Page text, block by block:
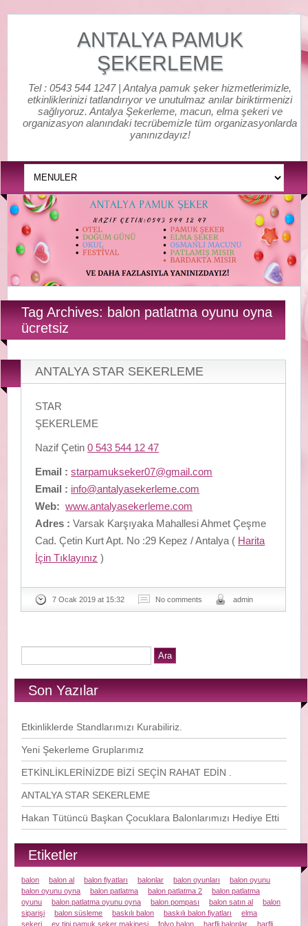
ANTALYA PAMUK
ŞEKERLEME
Tel : 0543 544 1247 | Antalya pamuk şeker hizmetlerimizle,
etkinliklerinizi tatlandırıyor ve unutulmaz anılar biriktirmenizi
sağlıyoruz. Antalya Şekerleme, macun, elma şekeri ve
organizasyon alanındaki tecrübemizle tüm organizasyonlarda
yanınızdayız!
Tag Archives: balon patlatma oyunu oyna
ücretsiz
ANTALYA STAR SEKERLEME
STAR
ŞEKERLEME
Nazif Çetin0 543 544 12 47
Email : starpamukseker07@gmail.com
Email : info@antalyasekerleme.com
Web: www.antalyasekerleme.com
Adres : Varsak Karşıyaka Mahallesi Ahmet Çeşme
Cad. Çetin Kurt Apt. No :29 Kepez / Antalya ( Harita
İçin Tıklayınız )
7 Ocak 2019 at 15:32 No comments admin
Son Yazılar
Etkinliklerde Standlarımızı Kurabiliriz.
Yeni Şekerleme Gruplarımız
ETKİNLİKLERİNİZDE BİZİ SEÇİN RAHAT EDİN .
ANTALYA STAR SEKERLEME
Hakan Tütüncü Başkan Çocuklara Balonlarımızı Hediye Etti
Etiketler
balon balon al balon fiyatları balonlar balon oyunları
balon oyunu
balon oyunu oyna
balon patlatma balon patlatma 2
balon patlatma
oyunu
balon patlatma oyunu oyna balon pompası balon satın al
balon
siparişi
balon süsleme baskılı balon baskılı balon fiyatları
elma
şekeri
ev tipi pamuk şeker makinesi folyo balon harfli balonlar harfli